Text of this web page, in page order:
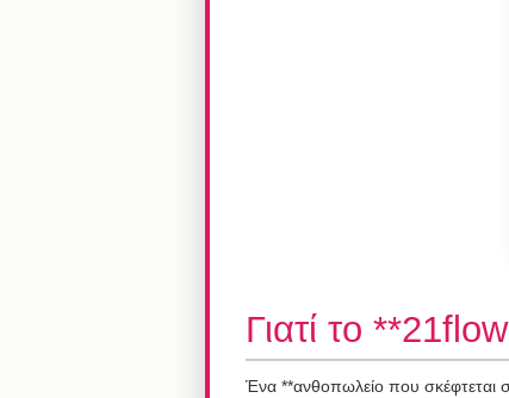
Γιατί το
Ένα **ανθοπωλείο που σκέφτεται